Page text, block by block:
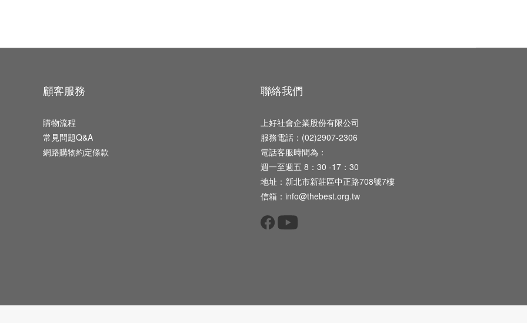
顧客服務
購物流程
常見問題Q&A
網路購物約定條款
聯絡我們
上好社會企業股份有限公司
服務電話：(02)2907-2306
電話客服時間為：
週一至週五 8：30 -17：30
地址：新北市新莊區中正路708號7樓
信箱：info@thebest.org.tw